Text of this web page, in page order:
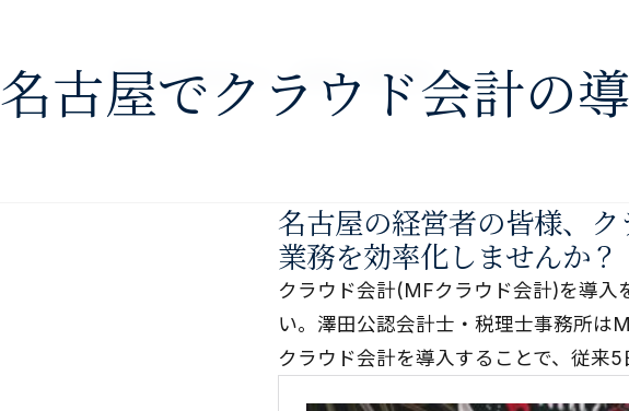
澤田公認会計士・税理士事務所
名古屋でクラウド会計の
名古屋の経営者の皆様、
業務を効率化しませんか？
クラウド会計(MFクラウド会計)を導入
い。澤田公認会計士・税理士事務所は
クラウド会計を導入することで、従来